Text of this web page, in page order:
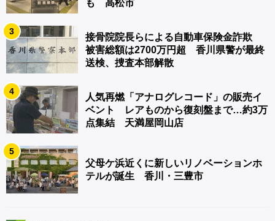
も 高松市
3
接骨院院長らによる自動車保険金詐欺
被害総額は2700万円超 香川県警が最終
送検、捜査本部解散
4
人気再燃「アナログレコード」の販売イ
ベント レアものから復刻盤まで…約3万
点集結 天満屋岡山店
5
父母ケ浜近くに新しいリノベーションホ
テルが誕生 香川・三豊市